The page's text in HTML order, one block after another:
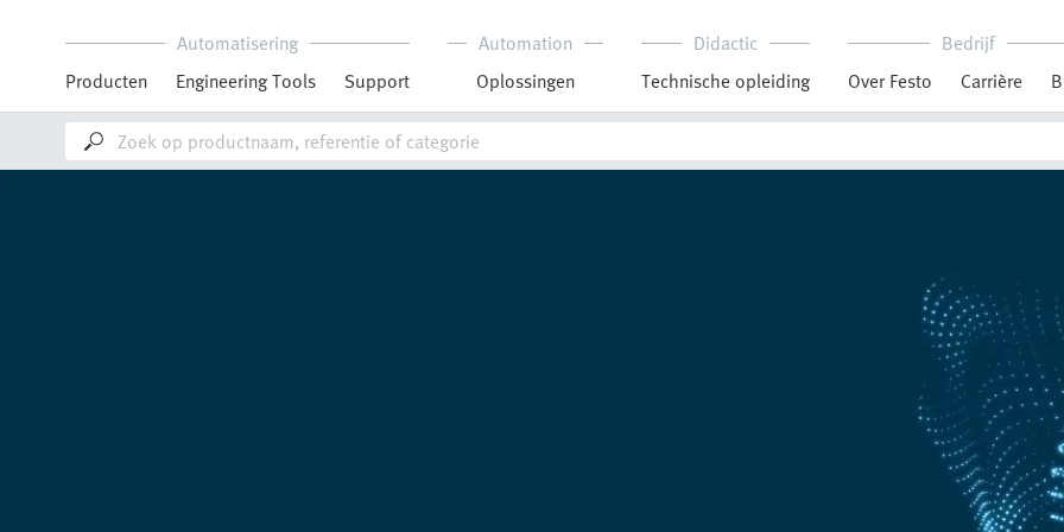
Automatisering
Producten
Engineering Tools Support
Automation
Oplossingen
Didactic
Technische opleiding
Bedrijf
Over Festo
Carrière